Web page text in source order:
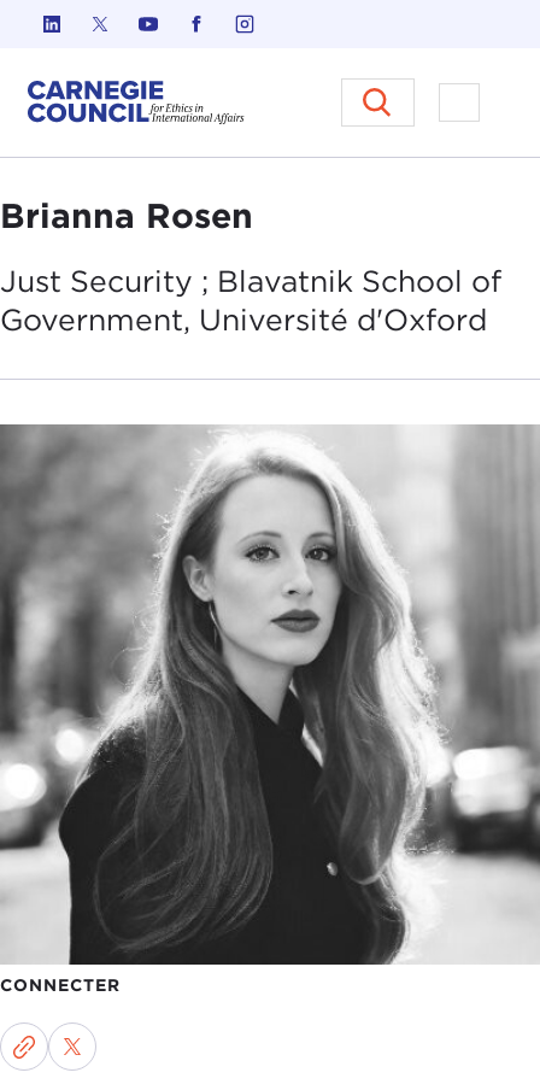
Skip to content
Carnegie Council sur
Ouvrir
Brianna Rosen
Just Security ; Blavatnik School of
Government, Université d'Oxford
CONNECTER